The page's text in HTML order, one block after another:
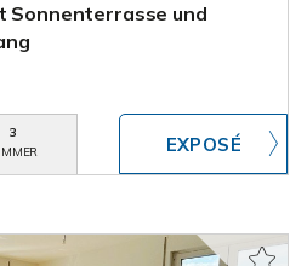
Sonnenterrasse und
3